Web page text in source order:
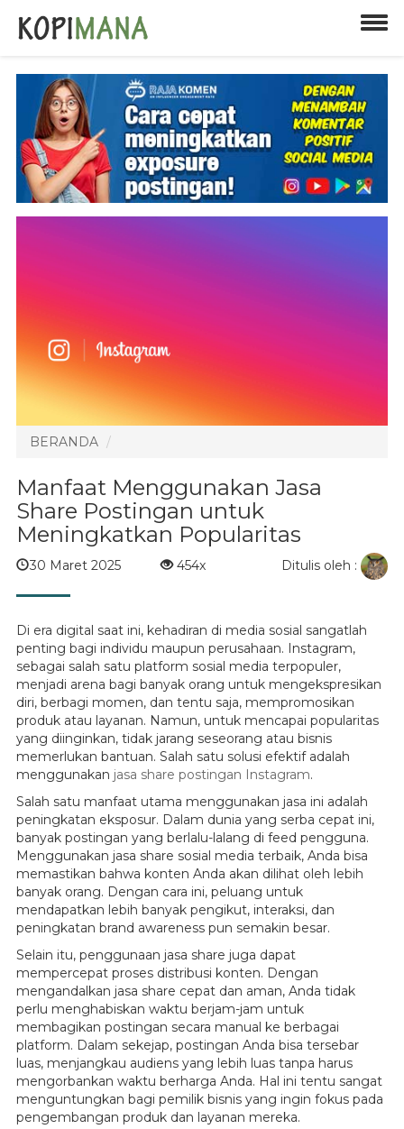
BERANDA
Manfaat Menggunakan Jasa
Share Postingan untuk
Meningkatkan Popularitas
30 Maret 2025 454x Ditulis oleh :
Di era digital saat ini, kehadiran di media sosial sangatlah
penting bagi individu maupun perusahaan. Instagram,
sebagai salah satu platform sosial media terpopuler,
menjadi arena bagi banyak orang untuk mengekspresikan
diri, berbagi momen, dan tentu saja, mempromosikan
produk atau layanan. Namun, untuk mencapai popularitas
yang diinginkan, tidak jarang seseorang atau bisnis
memerlukan bantuan. Salah satu solusi efektif adalah
menggunakan jasa share postingan Instagram.
Salah satu manfaat utama menggunakan jasa ini adalah
peningkatan eksposur. Dalam dunia yang serba cepat ini,
banyak postingan yang berlalu-lalang di feed pengguna.
Menggunakan jasa share sosial media terbaik, Anda bisa
memastikan bahwa konten Anda akan dilihat oleh lebih
banyak orang. Dengan cara ini, peluang untuk
mendapatkan lebih banyak pengikut, interaksi, dan
peningkatan brand awareness pun semakin besar.
Selain itu, penggunaan jasa share juga dapat
mempercepat proses distribusi konten. Dengan
mengandalkan jasa share cepat dan aman, Anda tidak
perlu menghabiskan waktu berjam-jam untuk
membagikan postingan secara manual ke berbagai
platform. Dalam sekejap, postingan Anda bisa tersebar
luas, menjangkau audiens yang lebih luas tanpa harus
mengorbankan waktu berharga Anda. Hal ini tentu sangat
menguntungkan bagi pemilik bisnis yang ingin fokus pada
pengembangan produk dan layanan mereka.